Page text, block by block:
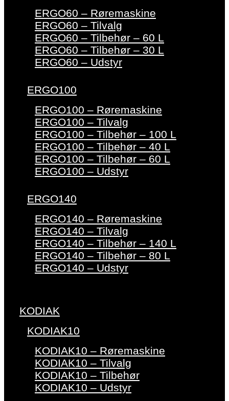
ERGO60 – Røremaskine
ERGO60 – Tilvalg
ERGO60 – Tilbehør – 60 L
ERGO60 – Tilbehør – 30 L
ERGO60 – Udstyr
ERGO100
ERGO100 – Røremaskine
ERGO100 – Tilvalg
ERGO100 – Tilbehør – 100 L
ERGO100 – Tilbehør – 40 L
ERGO100 – Tilbehør – 60 L
ERGO100 – Udstyr
ERGO140
ERGO140 – Røremaskine
ERGO140 – Tilvalg
ERGO140 – Tilbehør – 140 L
ERGO140 – Tilbehør – 80 L
ERGO140 – Udstyr
KODIAK
KODIAK10
KODIAK10 – Røremaskine
KODIAK10 – Tilvalg
KODIAK10 – Tilbehør
KODIAK10 – Udstyr